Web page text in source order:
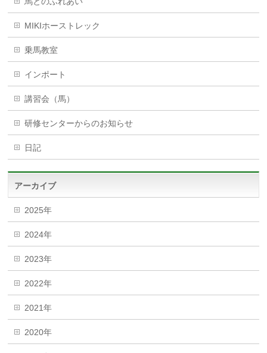
MIKIホーストレック
乗馬教室
インポート
講習会（馬）
研修センターからのお知らせ
日記
アーカイブ
2025年
2024年
2023年
2022年
2021年
2020年